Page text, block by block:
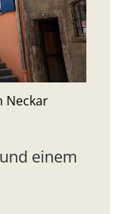
Neckar
einem